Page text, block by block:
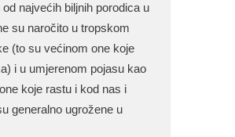
najvećih biljnih porodica u
su naročito u tropskom
(to su većinom one koje
i u umjerenom pojasu kao
koje rastu i kod nas i
generalno ugrožene u